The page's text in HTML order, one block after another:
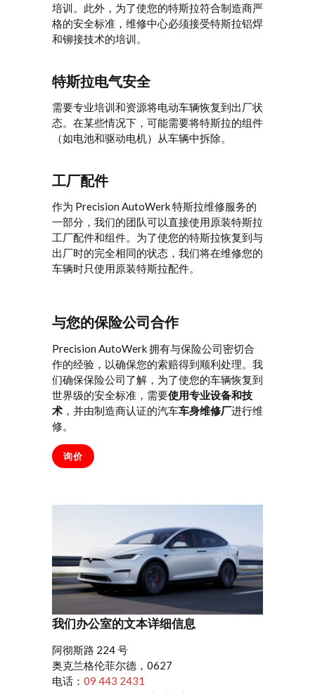
培训。此外，为了使您的特斯拉符合制造商严
格的安全标准，维修中心必须接受特斯拉铝焊
和铆接技术的培训。
特斯拉电气安全
需要专业培训和资源将电动车辆恢复到出厂状
态。在某些情况下，可能需要将特斯拉的组件
（如电池和驱动电机）从车辆中拆除。
工厂配件
作为 Precision AutoWerk 特斯拉维修服务的
一部分，我们的团队可以直接使用原装特斯拉
工厂配件和组件。为了使您的特斯拉恢复到与
出厂时的完全相同的状态，我们将在维修您的
车辆时只使用原装特斯拉配件。
与您的保险公司合作
Precision AutoWerk 拥有与保险公司密切合
作的经验，以确保您的索赔得到顺利处理。我
们确保保险公司了解，为了使您的车辆恢复到
世界级的安全标准，需要使用专业设备和技
术 ，并由制造商认证的汽车车身维修厂进行维
修。
询价
我们办公室的文本详细信息
阿彻斯路 224 号
奥克兰格伦菲尔德，0627
电话： 09 443 2431